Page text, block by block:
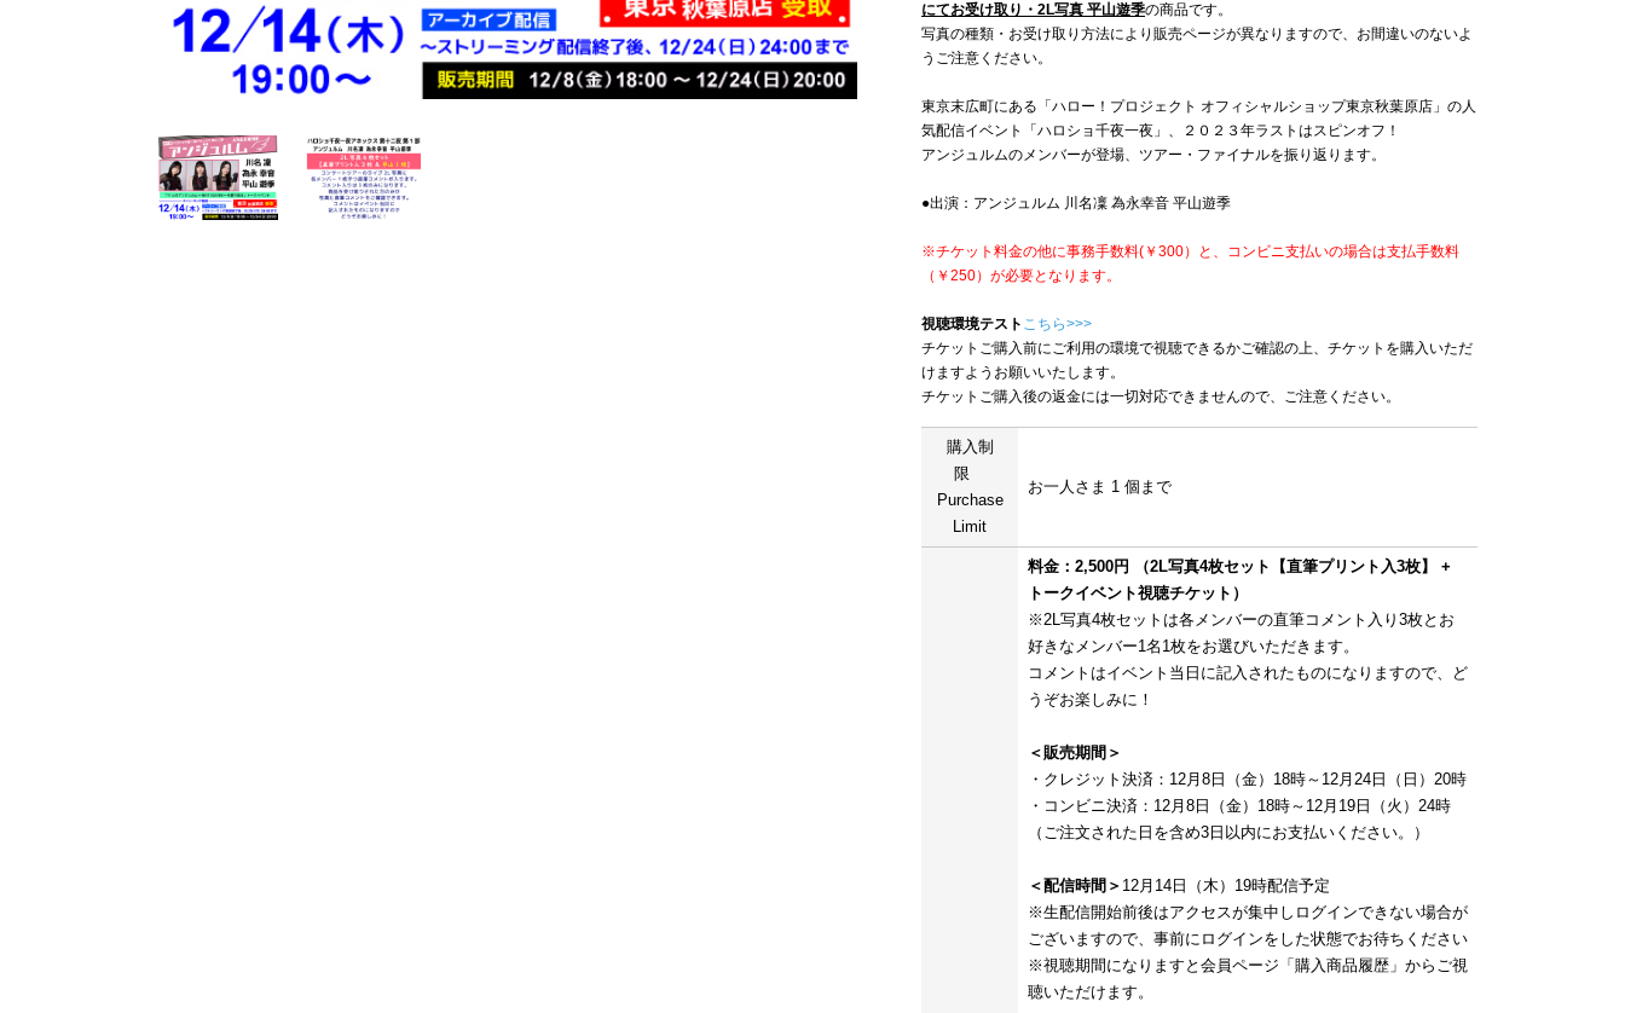
にてお受け取り・2L写真 平山遊季の商品です。
写真の種類・お受け取り方法により販売ページが異なりますので、お間違いのないよ
うご注意ください。
東京末広町にある「ハロー！プロジェクト オフィシャルショップ東京秋葉原店」の人
気配信イベント「ハロショ千夜一夜」、２０２３年ラストはスピンオフ！
アンジュルムのメンバーが登場、ツアー・ファイナルを振り返ります。
●出演：アンジュルム 川名凜 為永幸音 平山遊季
※チケット料金の他に事務手数料(￥300）と、コンビニ支払いの場合は支払手数料
（￥250）が必要となります。
視聴環境テスト こちら>>>
チケットご購入前にご利用の環境で視聴できるかご確認の上、チケットを購入いただ
けますようお願いいたします。
チケットご購入後の返金には一切対応できませんので、ご注意ください。
購入制
限
Purchase
Limit
お一人さま 1 個まで
料金：2,500円 （2L写真4枚セット【直筆プリント入3枚】 +
トークイベント視聴チケット）
※2L写真4枚セットは各メンバーの直筆コメント入り3枚とお
好きなメンバー1名1枚をお選びいただきます。
コメントはイベント当日に記入されたものになりますので、ど
うぞお楽しみに！
＜販売期間＞
・クレジット決済：12月8日（金）18時～12月24日（日）20時
・コンビニ決済：12月8日（金）18時～12月19日（火）24時
（ご注文された日を含め3日以内にお支払いください。）
＜配信時間＞ 12月14日（木）19時配信予定
※生配信開始前後はアクセスが集中しログインできない場合が
ございますので、事前にログインをした状態でお待ちください
※視聴期間になりますと会員ページ「購入商品履歴」からご視
聴いただけます。